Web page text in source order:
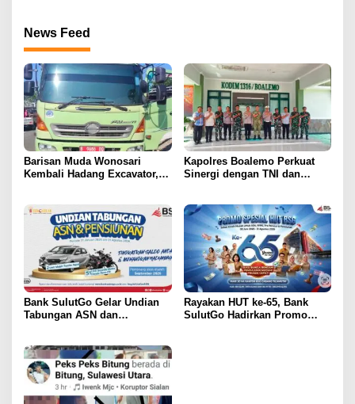
News Feed
Barisan Muda Wonosari
Kembali Hadang Excavator,
Kapolres Boalemo Perkuat
Sinergi dengan TNI dan
Bank SulutGo Gelar Undian
Tabungan ASN dan
Rayakan HUT ke-65, Bank
SulutGo Hadirkan Promo